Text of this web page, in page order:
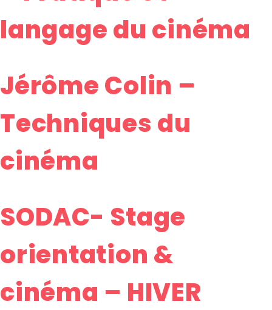
langage du cinéma
Jérôme Colin –
Techniques du
cinéma
SODAC- Stage
orientation &
cinéma – HIVER